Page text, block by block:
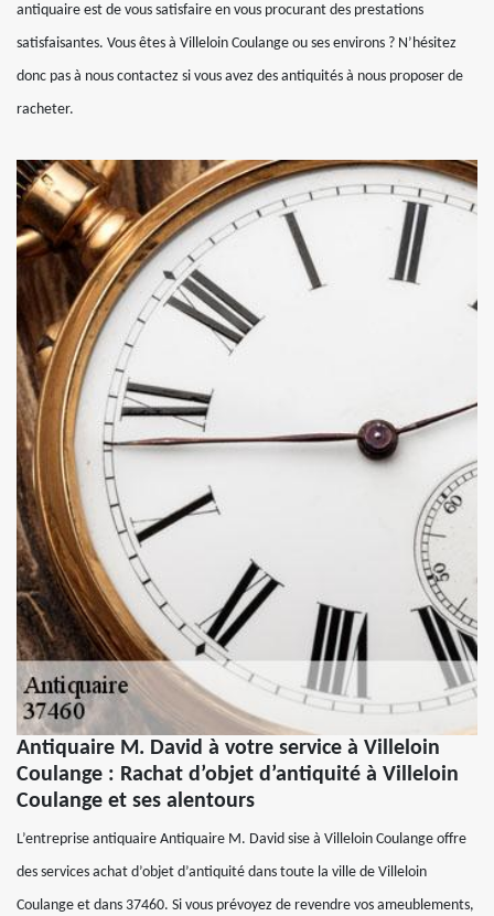
antiquaire est de vous satisfaire en vous procurant des prestations
satisfaisantes. Vous êtes à Villeloin Coulange ou ses environs ? N’hésitez
donc pas à nous contactez si vous avez des antiquités à nous proposer de
racheter.
Antiquaire M. David à votre service à Villeloin
Coulange : Rachat d’objet d’antiquité à Villeloin
Coulange et ses alentours
L’entreprise antiquaire Antiquaire M. David sise à Villeloin Coulange offre
des services achat d’objet d’antiquité dans toute la ville de Villeloin
Coulange et dans 37460. Si vous prévoyez de revendre vos ameublements,